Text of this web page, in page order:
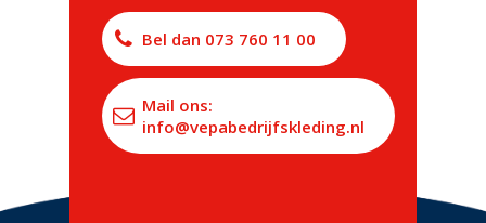
Bel dan 073 760 11 00
Mail ons:
info@vepabedrijfskleding.nl